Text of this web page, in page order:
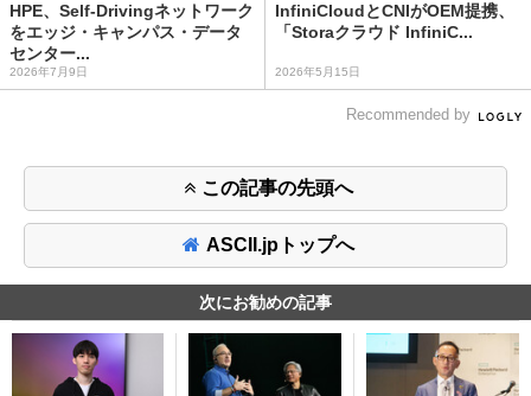
HPE、Self-Drivingネットワーク
をエッジ・キャンパス・データ
センター...
2026年7月9日
InfiniCloudとCNIがOEM提携、
「Storaクラウド InfiniC...
2026年5月15日
Recommended by
この記事の先頭へ
ASCII.jpトップへ
次にお勧めの記事